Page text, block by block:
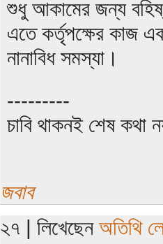
শুধু আকামের জন্য
এতে কর্তৃপক্ষের কাজ
নানাবিধ সমস্যা।
---------
চাবি থাকনই শেষ কথা
জবাব
২৭ | লিখেছেন অতিথি